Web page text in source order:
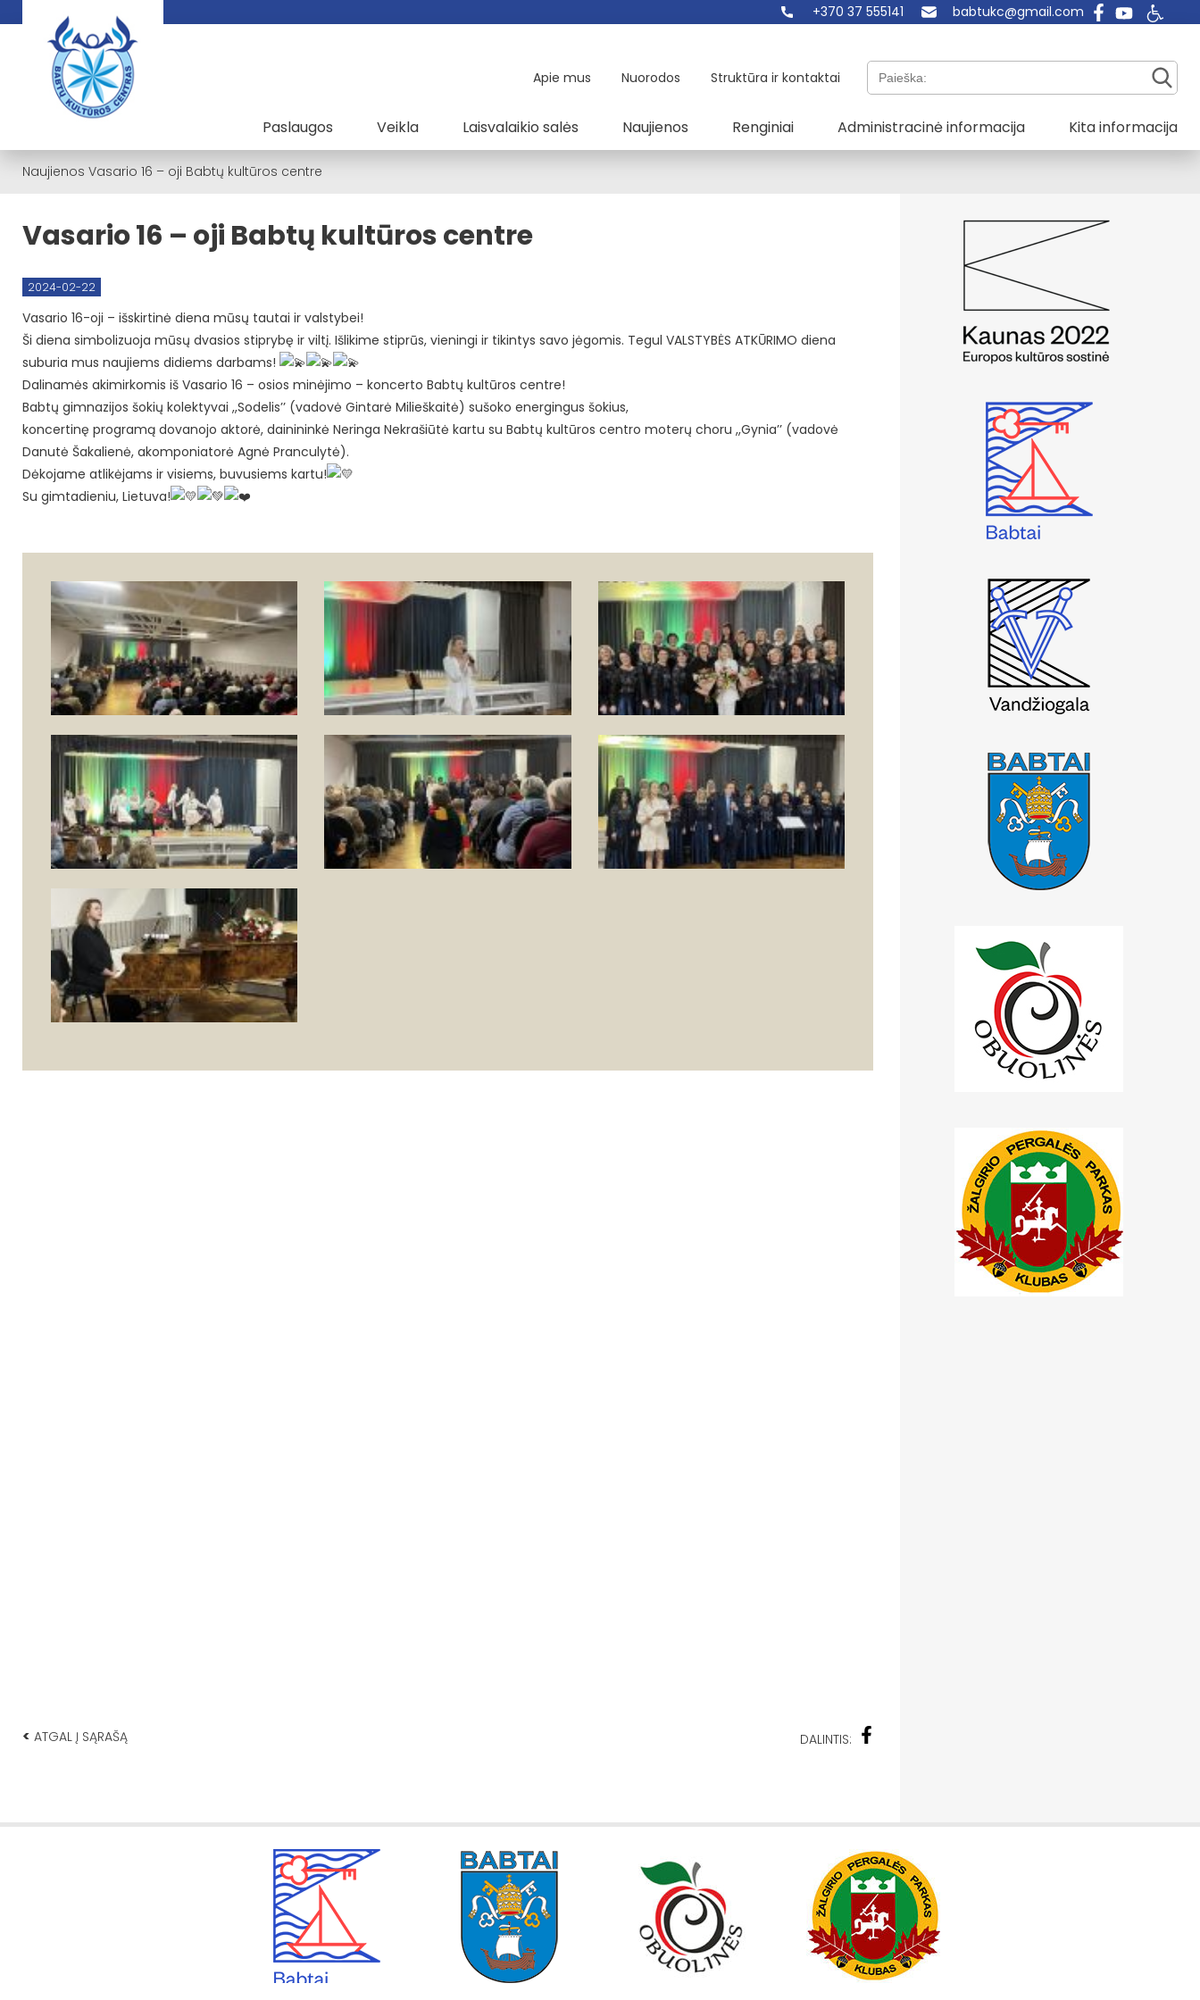
+370 37 555141 babtukc@gmail.com
Apie mus Nuorodos Struktūra ir kontaktai Paieška:
Paslaugos Veikla Laisvalaikio salės Naujienos Renginiai Administracinė informacija Kita informacija
Naujienos Vasario 16 – oji Babtų kultūros centre
Vasario 16 – oji Babtų kultūros centre
2024-02-22
Vasario 16-oji – išskirtinė diena mūsų tautai ir valstybei!
Ši diena simbolizuoja mūsų dvasios stiprybę ir viltį. Išlikime stiprūs, vieningi ir tikintys savo jėgomis. Tegul VALSTYBĖS ATKŪRIMO diena
suburia mus naujiems didiems darbams!
Dalinamės akimirkomis iš Vasario 16 – osios minėjimo – koncerto Babtų kultūros centre!
Babtų gimnazijos šokių kolektyvai ,,Sodelis’’ (vadovė Gintarė Milieškaitė) sušoko energingus šokius,
koncertinę programą dovanojo aktorė, dainininkė Neringa Nekrašiūtė kartu su Babtų kultūros centro moterų choru ,,Gynia’’ (vadovė
Danutė Šakalienė, akomponiatorė Agnė Pranculytė).
Dėkojame atlikėjams ir visiems, buvusiems kartu!
Su gimtadieniu, Lietuva!
< ATGAL Į SĄRAŠĄ DALINTIS: